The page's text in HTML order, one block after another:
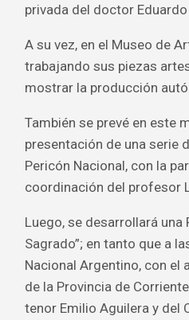
privada del doctor Eduardo
A su vez, en el Museo de
trabajando sus piezas
mostrar la producción
También se prevé en este
presentación de una serie
Pericón Nacional, con la
coordinación del profesor
Luego, se desarrollará
Sagrado”; en tanto que a
Nacional Argentino, con el
de la Provincia de
tenor Emilio Aguilera y del